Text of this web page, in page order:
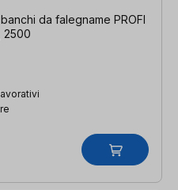
da falegname PROFI
2500